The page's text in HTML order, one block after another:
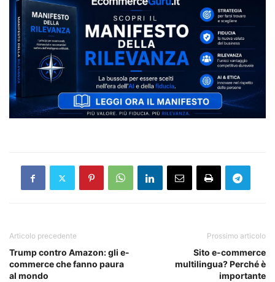
Articolo precedente
Trump contro Amazon: gli e-
commerce che fanno paura
al mondo
Prossimo articolo
Sito e-commerce
multilingua? Perché è
importante